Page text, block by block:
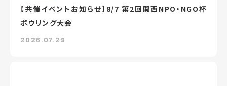
【共催イベントお知らせ】8/7 第2回関西NPO・NGO杯
ボウリング大会
2026.07.29